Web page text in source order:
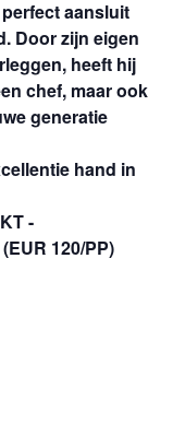
aansluit
Door zijn eigen
heeft hij
chef, maar ook
generatie
hand in
-
120/PP)